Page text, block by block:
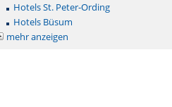
Hotels St. Peter-Ording
Hotels Büsum
mehr anzeigen